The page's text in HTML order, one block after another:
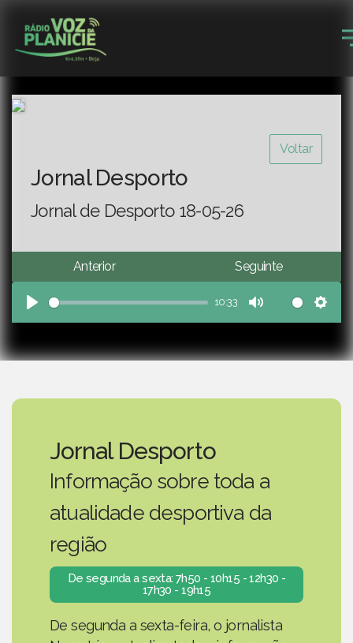
Voltar
Jornal Desporto
Jornal de Desporto 18-05-26
Anterior Seguinte
Play
10:33
Mute
Jornal Desporto
Informação sobre toda a
atualidade desportiva da
região
De segunda a sexta: 7h50 - 10h15 - 12h30 -
17h30 - 19h15
De segunda a sexta-feira, o jornalista